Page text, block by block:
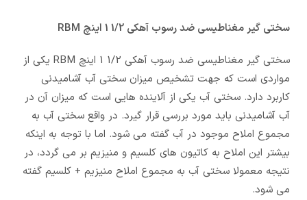
سختی گیر مغناطیسی ضد رسوب آهکی 1/2 1 اینچ RBM
سختی گیر مغناطیسی ضد رسوب آهکی 1/2 1 اینچ RBM یکی از
مواردی است که جهت تشخیص میزان سختی آب آشامیدنی
کاربرد دارد. سختی آب یکی از آلاینده هایی است که میزان آن در
آب آشامیدنی باید مورد بررسی قرار گیرد. در واقع سختی آب به
مجموع املاح موجود در آب گفته می شود. اما با توجه به اینکه
بیشتر این املاح به کاتیون های کلسیم و منیزیم بر می گردد، در
نتیجه معمولا سختی آب به مجموع املاح منیزیم + کلسیم گفته
می شود.